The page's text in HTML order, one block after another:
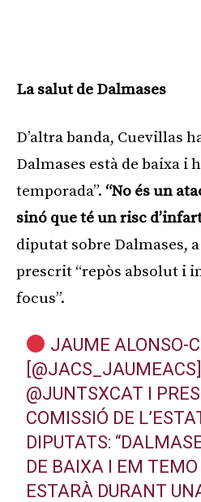
La salut de Dalmases
D’altra banda, Cuevillas
Dalmases està de baixa i
temporada”. “No és un
sinó que té un risc
diputat sobre Dalmases,
prescrit “repòs absolut i
focus”.
JAUME ALONSO-
@JACS_JAUMEACS
@JUNTSXCAT I
COMISSIÓ DE
DIPUTATS:
DE BAIXA I EM TEMO
ESTARÀ DURANT